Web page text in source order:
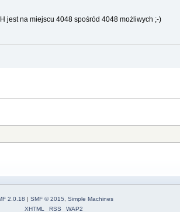
jest na miejscu 4048 spośród 4048 możliwych ;-)
2.0.18 | SMF © 2015
Simple Machines
XHTML
RSS WAP2